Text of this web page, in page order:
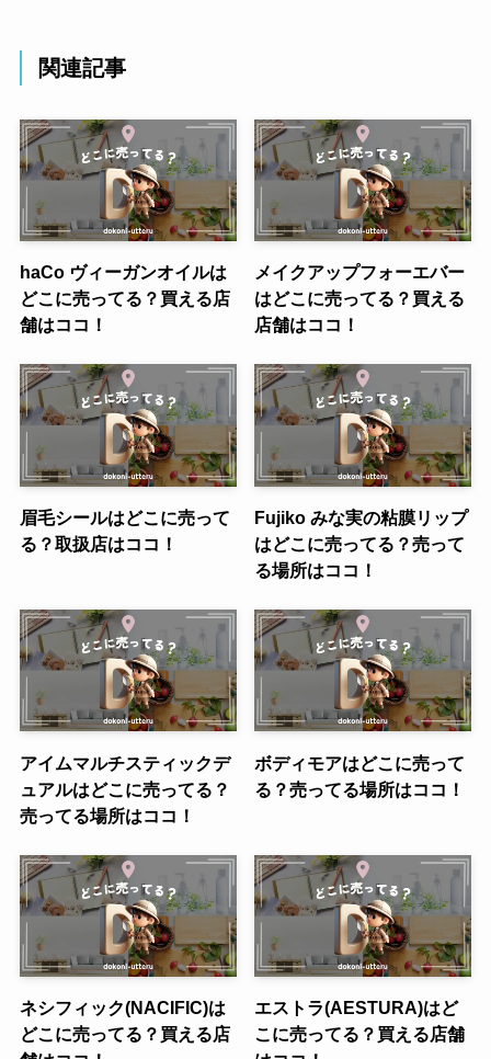
関連記事
haCo ヴィーガンオイルは
どこに売ってる？買える店
舗はココ！
メイクアップフォーエバー
はどこに売ってる？買える
店舗はココ！
眉毛シールはどこに売って
る？取扱店はココ！
Fujiko みな実の粘膜リップ
はどこに売ってる？売って
る場所はココ！
アイムマルチスティックデ
ュアルはどこに売ってる？
売ってる場所はココ！
ボディモアはどこに売って
る？売ってる場所はココ！
ネシフィック(NACIFIC)は
どこに売ってる？買える店
エストラ(AESTURA)はど
こに売ってる？買える店舗